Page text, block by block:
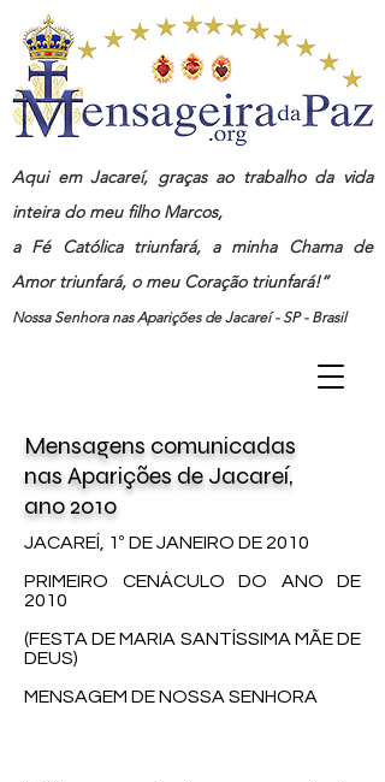
Aqui em Jacareí, graças ao trabalho da vida
inteira do meu filho Marcos,
a Fé Católica triunfará, a minha Chama de
Amor triunfará, o meu Coração triunfará!”
Nossa Senhora nas Aparições de Jacareí - SP - Brasil
Mensagens comunicadas
nas Aparições de Jacareí,
ano2010
JACAREÍ, 1º DE JANEIRO DE 2010
PRIMEIRO CENÁCULO DO ANO DE
2010
(FESTA DE MARIA SANTÍSSIMA MÃE DE
DEUS)
MENSAGEM DE NOSSA SENHORA